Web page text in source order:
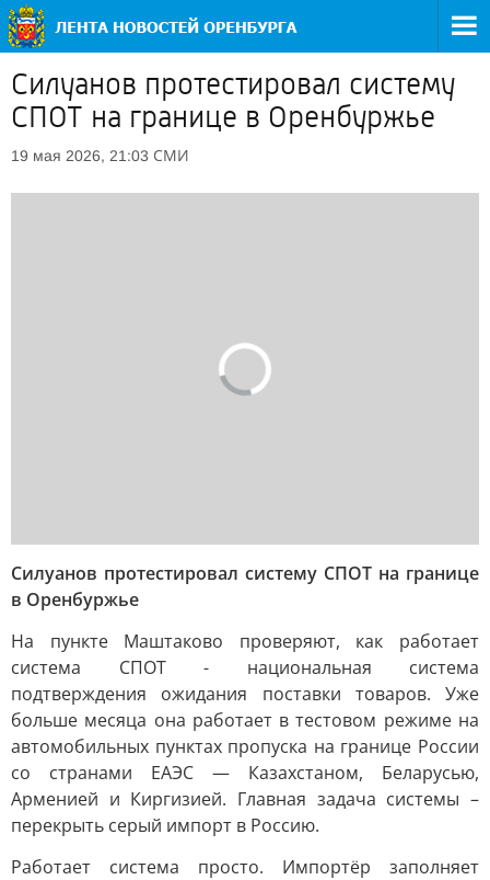
Силуанов протестировал систему
СПОТ на границе в Оренбуржье
19 мая 2026, 21:03 СМИ
Силуанов протестировал систему СПОТ на границе
в Оренбуржье
На пункте Маштаково проверяют, как работает
система СПОТ - национальная система
подтверждения ожидания поставки товаров. Уже
больше месяца она работает в тестовом режиме на
автомобильных пунктах пропуска на границе России
со странами ЕАЭС — Казахстаном, Беларусью,
Арменией и Киргизией. Главная задача системы –
перекрыть серый импорт в Россию.
Работает система просто. Импортёр заполняет